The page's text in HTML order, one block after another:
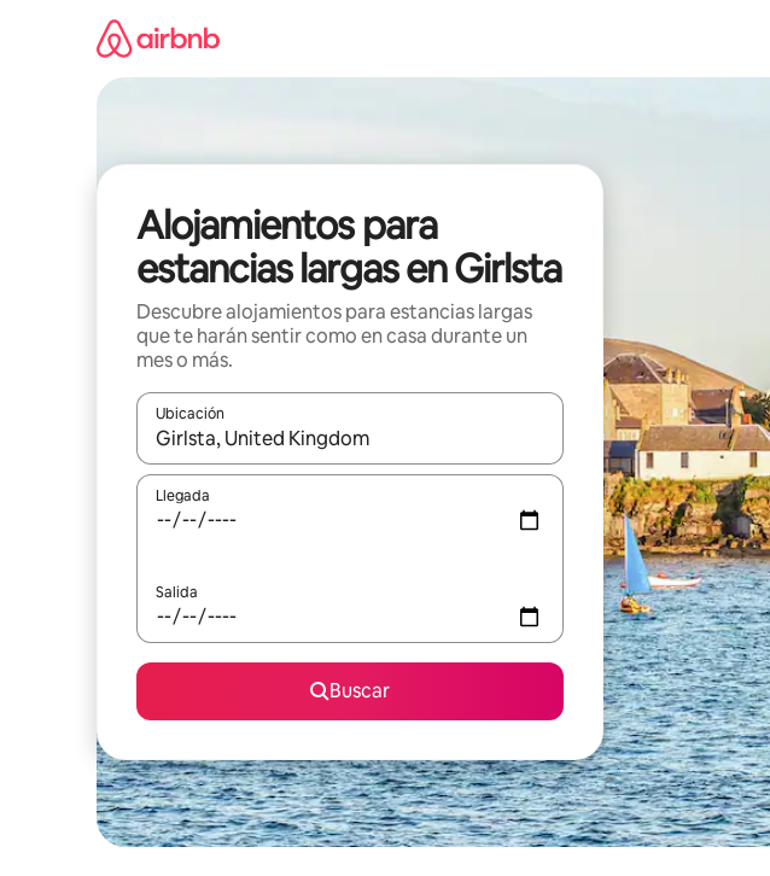
Alojamientos para
estancias largas en Girlsta
Descubre alojamientos para estancias largas
que te harán sentir como en casa durante un
mes o más.
Ubicación
Cuando los resultados estén disponibles, podrás navegar usando las teclas
Llegada
Salida
Buscar